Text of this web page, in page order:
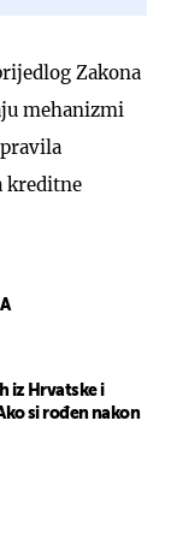
Zakona
mehanizmi
kreditne
iz Hrvatske i
si rođen nakon